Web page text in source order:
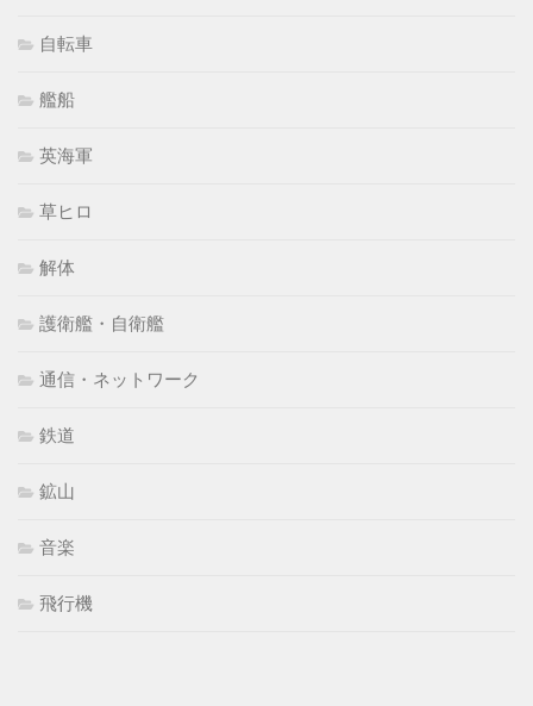
自転車
艦船
英海軍
草ヒロ
解体
護衛艦・自衛艦
通信・ネットワーク
鉄道
鉱山
音楽
飛行機